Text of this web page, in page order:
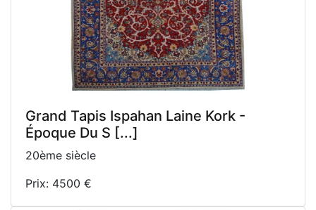
Grand Tapis Ispahan Laine Kork -
Époque Du S [...]
20ème siècle
Prix: 4500 €